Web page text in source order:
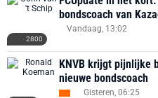
2800
bondscoach van
Vandaag, 13:02
KNVB krijgt pijnlijke
nieuwe bondscoach
Gisteren, 06:25